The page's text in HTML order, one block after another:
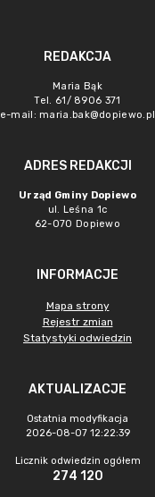
REDAKCJA
Maria Bąk
Tel. 61/ 8906 371
e-mail: maria.bak@dopiewo.pl
ADRES REDAKCJI
Urząd Gminy Dopiewo
ul. Leśna 1c
62-070 Dopiewo
INFORMACJE
Mapa strony
Rejestr zmian
Statystyki odwiedzin
AKTUALIZACJE
Ostatnia modyfikacja
2026-08-07 12:22:39
Licznik odwiedzin ogółem
274 120